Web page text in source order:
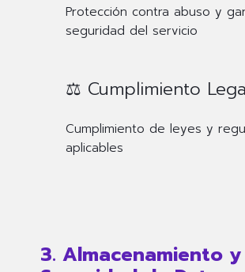
Protección contra abuso y
seguridad del servicio
⚖️ Cumplimiento
Cumplimiento de leyes y
aplicables
3. Almacenamiento y